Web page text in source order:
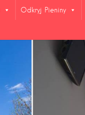
Odkryj Pieniny